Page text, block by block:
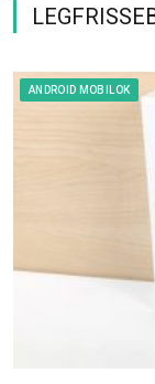
ANDROID MOBILOK